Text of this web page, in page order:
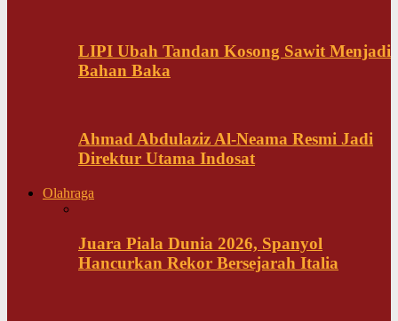
LIPI Ubah Tandan Kosong Sawit Menjadi
Bahan Baka
Ahmad Abdulaziz Al-Neama Resmi Jadi
Direktur Utama Indosat
Olahraga
Juara Piala Dunia 2026, Spanyol
Hancurkan Rekor Bersejarah Italia